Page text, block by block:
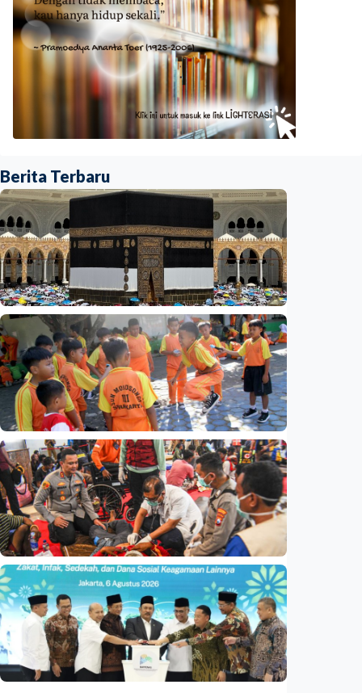
Berita Terbaru
Nasional
Analisis – Ke mana mengalirnya uang jemaah
haji Indonesia? Ada potensi ekonomi yang
bisa kembali ke Tanah Air (1 dari 3 tulisan)
Indonesia•08 Aug 2026
Nasional
Analisis – Belajar dari Australia: Apa yang
bisa dipelajari Indonesia untuk membenahi
kurikulum?
Indonesia 08 Aug 2026
Nasional
Basarnas akhiri operasi SAR KM Mutiara
Sentosa 2
Indonesia•06 Aug 2026